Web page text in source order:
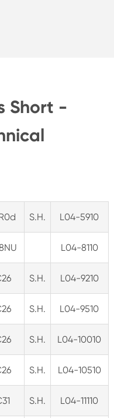
Short -
S.H. L04-5910
L04-8110
S.H. L04-9210
S.H. L04-9510
S.H. L04-10010
S.H. L04-10510
S.H. L04-11110